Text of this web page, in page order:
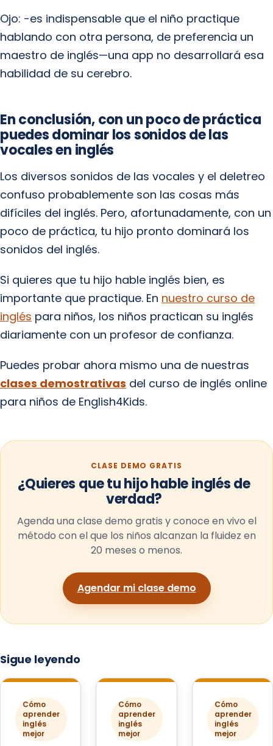
Ojo: -es indispensable que el niño practique
hablando con otra persona, de preferencia un
maestro de inglés—una app no desarrollará esa
habilidad de su cerebro.
En conclusión, con un poco de práctica
puedes dominar los sonidos de las
vocales en inglés
Los diversos sonidos de las vocales y el deletreo
confuso probablemente son las cosas más
difíciles del inglés. Pero, afortunadamente, con un
poco de práctica, tu hijo pronto dominará los
sonidos del inglés.
Si quieres que tu hijo hable inglés bien, es
importante que practique. En nuestro curso de
inglés para niños, los niños practican su inglés
diariamente con un profesor de confianza.
Puedes probar ahora mismo una de nuestras
clases demostrativas del curso de inglés online
para niños de English4Kids.
CLASE DEMO GRATIS
¿Quieres que tu hijo hable inglés de
verdad?
Agenda una clase demo gratis y conoce en vivo el
método con el que los niños alcanzan la fluidez en
20 meses o menos.
Agendar mi clase demo
Sigue leyendo
Cómo
aprender
inglés
mejor
Cómo
aprender
inglés
mejor
Cómo
aprender
inglés
mejor